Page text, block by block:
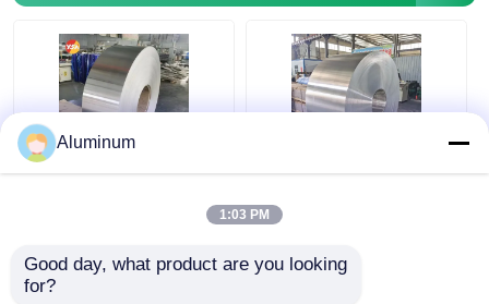
Aluminiowa płyta do szachownicy
Tłoczone aluminium
folia aluminium laminowana
aluminiowa lustrzana
do izolacji budynków
Najlepsza cena
aluminiowa cewka
0,20 mm powlekana
kolorowym
aluminiumNajlepsza cena
Aluminum
1:03 PM
Good day, what product are you looking
for?